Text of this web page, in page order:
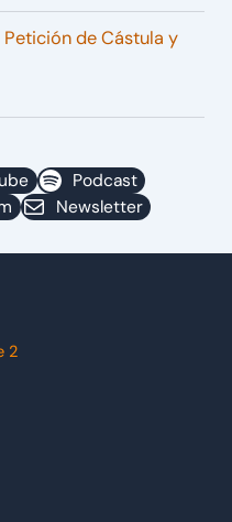
de Cástula y
Podcast
Newsletter
2